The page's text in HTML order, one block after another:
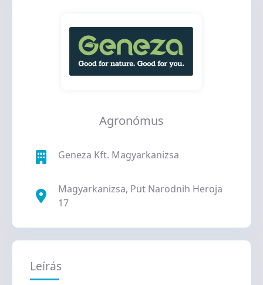
Csatlakozás
vállalkozóként
Csatlakozás
álláskeresőként
Leírás
Agronómus
Geneza Kft. Magyarkanizsa
Magyarkanizsa, Put Narodnih Heroja
17